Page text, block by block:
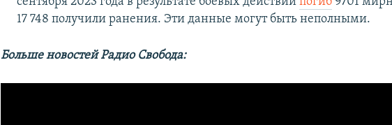
17 748 получили ранения. Эти данные могут быть неполными.
Больше новостей Радио Свобода: